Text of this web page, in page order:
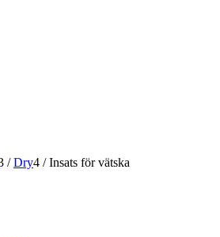
/ Dry4 / Insats för vätska